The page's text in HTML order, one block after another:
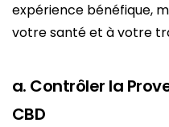
expérience bénéfique,
votre santé et à votre
a. Contrôler la
CBD